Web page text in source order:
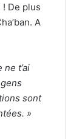
De plus
A
t’ai
sont
»